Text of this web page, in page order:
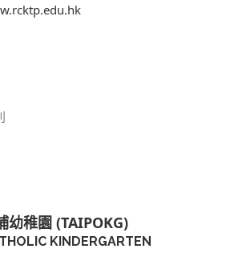
幼稚園 (TAIPOKG)
KINDERGARTEN